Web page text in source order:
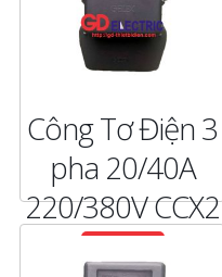
Công Tơ Điện 3
pha 20/40A
220/380V CCX2